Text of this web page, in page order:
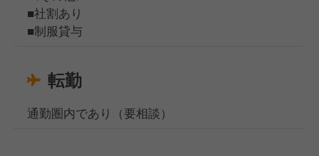
■社割あり
■制服貸与
転勤
通勤圏内であり（要相談）